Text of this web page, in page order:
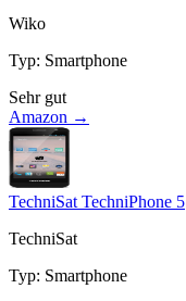
Wiko
Typ: Smartphone
Sehr gut
Amazon →
TechniSat TechniPhone 5
TechniSat
Typ: Smartphone